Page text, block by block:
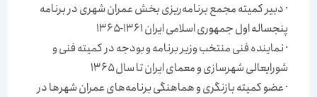
· دبیر كمیته مجمع برنامه‌ریزی بخش عمران شهری در برنامه
پنجساله اول جمهوری اسلامی ایران ۱۳۶۱-۱۳۶۵
· نماینده فنی منتخب وزیر برنامه و بودجه در كمیته فنی و
شورایعالی شهرسازی و معمای ایران تا سال ۱۳۶۵
· عضو كمیته بازنگری و هماهنگی برنامه‌های عمران شهرها در